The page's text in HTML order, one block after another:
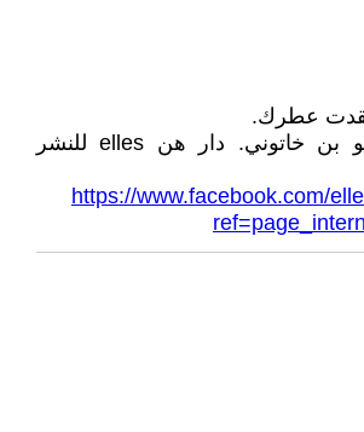
عطرك.
ـ رواية وصايا نايفو بن خاتوني. دار هن elles للنشر
https://www.facebook.com/